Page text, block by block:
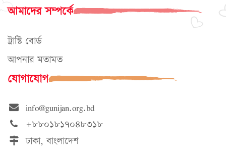
আমাদের সম্পর্কে
ট্রাস্টি বোর্ড
আপনার মতামত
যোগাযোগ
info@gunijan.org.bd
+৮৮০১৮১৭০৪৮৩১৮
ঢাকা, বাংলাদেশ